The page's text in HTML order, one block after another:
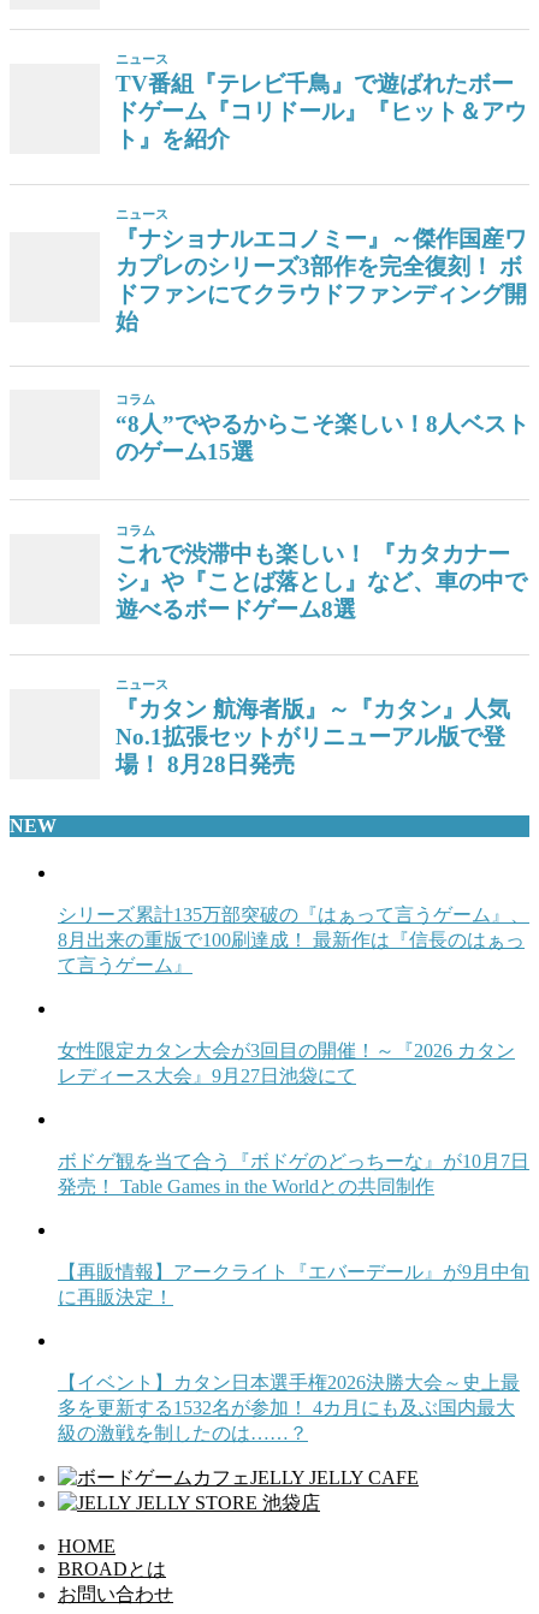
ニュース
TV番組『テレビ千鳥』で遊ばれたボー
ドゲーム『コリドール』『ヒット＆アウ
ト』を紹介
ニュース
『ナショナルエコノミー』～傑作国産ワ
カプレのシリーズ3部作を完全復刻！ ボ
ドファンにてクラウドファンディング開
始
コラム
“8人”でやるからこそ楽しい！8人ベスト
のゲーム15選
コラム
これで渋滞中も楽しい！ 『カタカナー
シ』や『ことば落とし』など、車の中で
遊べるボードゲーム8選
ニュース
『カタン 航海者版』～『カタン』人気
No.1拡張セットがリニューアル版で登
場！ 8月28日発売
NEW
シリーズ累計135万部突破の『はぁって言うゲーム』、
8月出来の重版で100刷達成！ 最新作は『信長のはぁっ
て言うゲーム』
女性限定カタン大会が3回目の開催！～『2026 カタン
レディース大会』9月27日池袋にて
ボドゲ観を当て合う『ボドゲのどっちーな』が10月7日
発売！ Table Games in the Worldとの共同制作
【再販情報】アークライト『エバーデール』が9月中旬
に再販決定！
【イベント】カタン日本選手権2026決勝大会～史上最
多を更新する1532名が参加！ 4カ月にも及ぶ国内最大
級の激戦を制したのは……？
HOME
BROADとは
お問い合わせ